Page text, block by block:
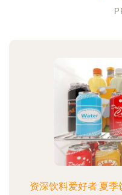
资深饮料爱好者:夏